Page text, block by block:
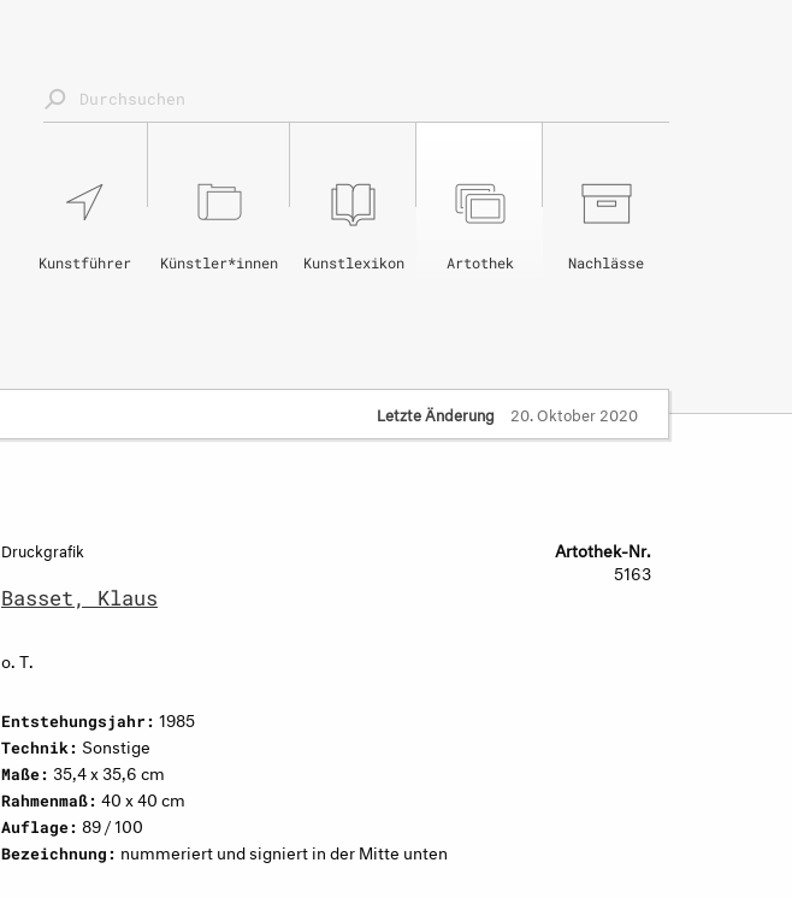
Nachlässe
Artothek
Kunstlexikon
Künstler*innen
Kunstführer
Letzte Änderung 20. Oktober 2020
Druckgrafik
Basset, Klaus
o. T.
Artothek-Nr.
5163
Entstehungsjahr: 1985
Technik: Sonstige
Maße: 35,4 x 35,6 cm
Rahmenmaß: 40 x 40 cm
Auflage: 89 / 100
Bezeichnung: nummeriert und signiert in der Mitte unten